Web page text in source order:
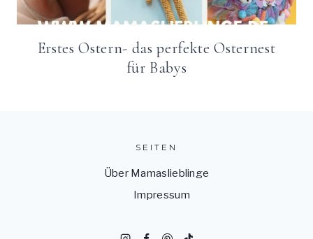
Erstes Ostern- das perfekte Osternest
für Babys
SEITEN
Über Mamaslieblinge
Impressum